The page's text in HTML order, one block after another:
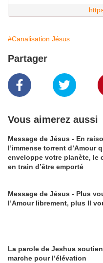
#Canalisation Jésus
Partager
Vous aimerez aussi
Message de Jésus - En
l’immense torrent d’Amour
enveloppe votre planète, le
en train d’être emporté
Message de Jésus - Plus
l’Amour librement, plus Il
La parole de Jeshua
marche pour l’élévation